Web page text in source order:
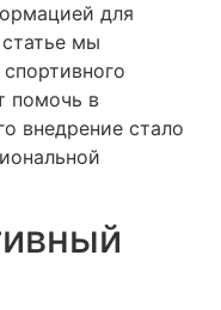
для
мы
помочь в
внедрение стало